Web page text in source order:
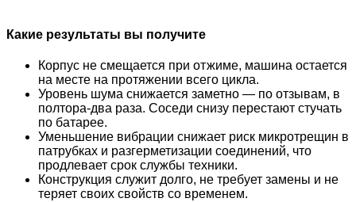
Какие результаты вы получите
Корпус не смещается при отжиме, машина остается
на месте на протяжении всего цикла.
Уровень шума снижается заметно — по отзывам, в
полтора-два раза. Соседи снизу перестают стучать
по батарее.
Уменьшение вибрации снижает риск микротрещин в
патрубках и разгерметизации соединений, что
продлевает срок службы техники.
Конструкция служит долго, не требует замены и не
теряет своих свойств со временем.